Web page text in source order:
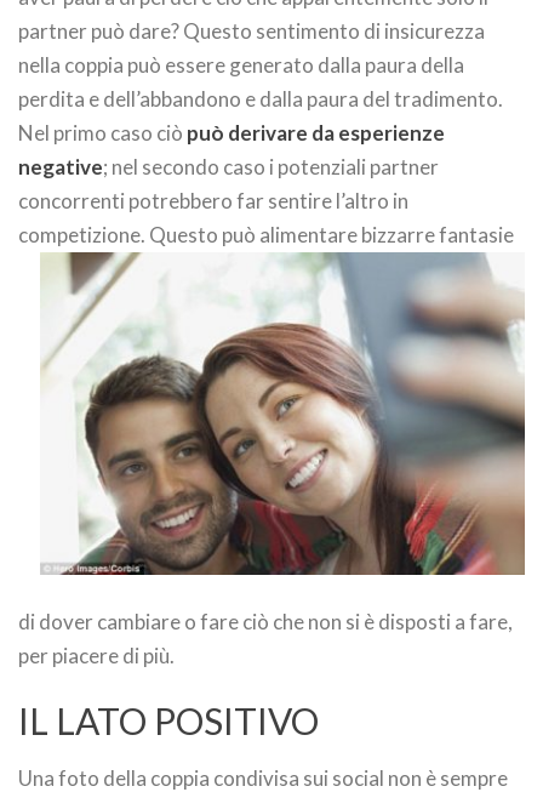
partner può dare? Questo sentimento di insicurezza
nella coppia può essere generato dalla paura della
perdita e dell’abbandono e dalla paura del tradimento.
Nel primo caso ciò può derivare da esperienze
negative; nel secondo caso i potenziali partner
concorrenti potrebbero far sentire l’altro in
competizione. Questo può alimentare bizzarre fantasie
di dover cambiare o fare ciò che non si è disposti a fare,
per piacere di più.
IL LATO POSITIVO
Una foto della coppia condivisa sui social non è sempre